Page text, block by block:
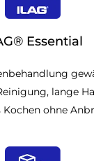
Essential
lange
Kochen ohne